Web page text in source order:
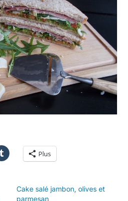
Plus
Cake salé jambon, olives et
parmesan